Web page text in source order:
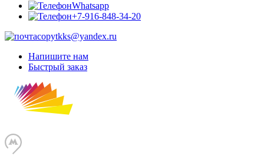
Whatsapp
+7-916-848-34-20
copytkks@yandex.ru
Напишите нам
Быстрый заказ